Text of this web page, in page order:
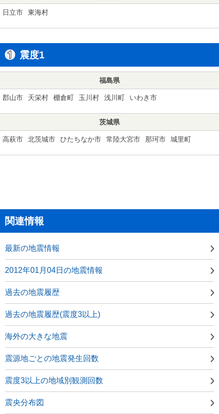
日立市 東海村
震度1
福島県
郡山市 天栄村 棚倉町 玉川村 浅川町 いわき市
茨城県
高萩市 北茨城市 ひたちなか市 常陸大宮市 那珂市 城里町
関連情報
最新の地震情報
2012年01月04日の地震情報
過去の地震履歴
過去の地震履歴(震度3以上)
海外の大きな地震
震源地ごとの地震発生回数
震度3以上の地域別観測回数
震央分布図